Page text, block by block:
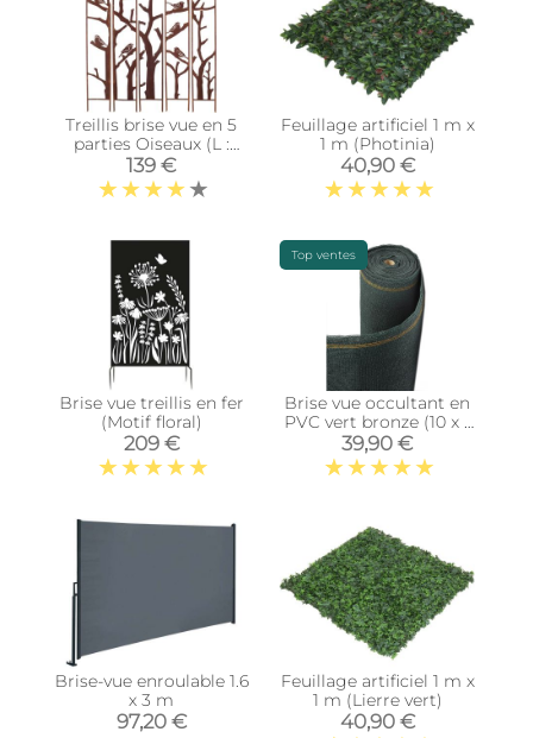
Treillis brise vue en 5
parties Oiseaux (L :
137,5 x 1,5 x 170 cm)
139 €
Feuillage artificiel 1 m x
1 m (Photinia)
40,90 €
Brise vue treillis en fer
(Motif floral)
209 €
Top ventes
Brise vue occultant en
PVC vert bronze (10 x 1
m)
39,90 €
Brise-vue enroulable 1.6
x 3 m
97,20 €
Feuillage artificiel 1 m x
1 m (Lierre vert)
40,90 €